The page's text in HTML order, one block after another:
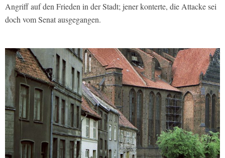
Angriff auf den Frieden in der Stadt; jener konterte, die Attacke sei
doch vom Senat ausgegangen.